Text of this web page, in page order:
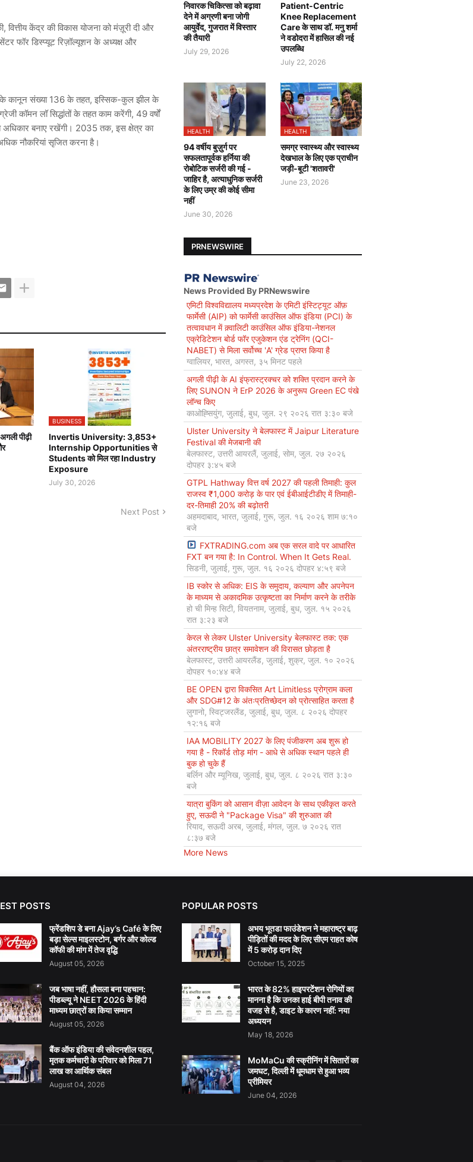
केंद्र की विकास योजना को मंज़ूरी दी और
फॉर डिस्प्यूट रिज़ॉल्यूशन के अध्यक्ष और
के कानून संख्या 136 के तहत, इस्सिक-कुल झील के
कॉमन लॉ सिद्धांतों के तहत काम करेंगी, 49 वर्षों
अधिकार बनाए रखेंगी। 2035 तक, इस क्षेत्र का
नौकरियां सृजित करना है।
पीढ़ी
BUSINESS
Invertis University: 3,853+
Internship Opportunities से
Students को मिल रहा Industry
Exposure
July 30, 2026
Next Post
निवारक चिकित्सा को बढ़ावा
देने में अग्रणी बना जोगी
आयुर्वेद, गुजरात में विस्तार
की तैयारी
July 29, 2026
Patient-Centric
Knee Replacement
Care के साथ डॉ. मनु शर्मा
ने वडोदरा में हासिल की नई
उपलब्धि
July 22, 2026
HEALTH
94 वर्षीय बुज़ुर्ग पर
सफलतापूर्वक हर्निया की
रोबोटिक सर्जरी की गई -
जाहिर है, अत्याधुनिक सर्जरी
के लिए उम्र की कोई सीमा
नहीं
June 30, 2026
HEALTH
समग्र स्वास्थ्य और स्वास्थ्य
देखभाल के लिए एक प्राचीन
जड़ी-बूटी 'शतावरी'
June 23, 2026
PRNEWSWIRE
News Provided By PRNewswire
एमिटी विश्वविद्यालय मध्यप्रदेश के एमिटी इंस्टिट्यूट ऑफ़
फार्मेसी (AIP) को फार्मेसी काउंसिल ऑफ इंडिया (PCI) के
तत्वावधान में क़्वालिटी काउंसिल ऑफ इंडिया-नेशनल
एक्रेडिटेशन बोर्ड फॉर एजुकेशन एंड ट्रेनिंग (QCI-
NABET) से मिला सर्वोच्च 'A' ग्रेड प्राप्त किया है
ग्वालियर, भारत, अगस्त, ३५ मिनट पहले
अगली पीढ़ी के AI इंफ्रास्ट्रक्चर को शक्ति प्रदान करने के
लिए SUNON ने ErP 2026 के अनुरूप Green EC पंखे
लॉन्च किए
काओह्सियुंग, जुलाई, बुध, जुल. २९ २०२६ रात ३:३० बजे
Ulster University ने बेलफास्ट में Jaipur Literature
Festival की मेजबानी की
बेलफास्ट, उत्तरी आयरलैं, जुलाई, सोम, जुल. २७ २०२६
दोपहर ३:४५ बजे
GTPL Hathway वित्त वर्ष 2027 की पहली तिमाही: कुल
राजस्व ₹1,000 करोड़ के पार एवं ईबीआईटीडीए में तिमाही-
दर-तिमाही 20% की बढ़ोतरी
अहमदाबाद, भारत, जुलाई, गुरू, जुल. १६ २०२६ शाम ७:१०
बजे
FXTRADING.com अब एक सरल वादे पर आधारित
FXT बन गया है: In Control. When It Gets Real.
सिडनी, जुलाई, गुरू, जुल. १६ २०२६ दोपहर ४:५९ बजे
IB स्कोर से अधिक: EIS के समुदाय, कल्याण और अपनेपन
के माध्यम से अकादमिक उत्कृष्टता का निर्माण करने के तरीके
हो ची मिन्ह सिटी, वियतनाम, जुलाई, बुध, जुल. १५ २०२६
रात ३:२३ बजे
केरल से लेकर Ulster University बेलफास्ट तक: एक
अंतरराष्ट्रीय छात्र समावेशन की विरासत छोड़ता है
बेलफास्ट, उत्तरी आयरलैंड, जुलाई, शुक्र, जुल. १० २०२६
दोपहर १०:४४ बजे
BE OPEN द्वारा विकसित Art Limitless प्रोग्राम कला
और SDG#12 के अंतःप्रतिच्छेदन को प्रोत्साहित करता है
लुगानो, स्विट्जरलैंड, जुलाई, बुध, जुल. ८ २०२६ दोपहर
१२:१६ बजे
IAA MOBILITY 2027 के लिए पंजीकरण अब शुरू हो
गया है - रिकॉर्ड तोड़ मांग - आधे से अधिक स्थान पहले ही
बुक हो चुके हैं
बर्लिन और म्यूनिख, जुलाई, बुध, जुल. ८ २०२६ रात ३:३०
बजे
यात्रा बुकिंग को आसान वीज़ा आवेदन के साथ एकीकृत करते
हुए, सऊदी ने "Package Visa" की शुरुआत की
रियाद, सऊदी अरब, जुलाई, मंगल, जुल. ७ २०२६ रात
८:३७ बजे
More News
POSTS
फ्रेंडशिप डे बना Ajay’s Café के लिए
बड़ा सेल्स माइलस्टोन, बर्गर और कोल्ड
कॉफी की मांग में तेज वृद्धि
August 05, 2026
जब भाषा नहीं, हौसला बना पहचान:
पीडब्ल्यू ने NEET 2026 के हिंदी
माध्यम छात्रों का किया सम्मान
August 05, 2026
बैंक ऑफ इंडिया की संवेदनशील पहल,
मृतक कर्मचारी के परिवार को मिला 71
लाख का आर्थिक संबल
August 04, 2026
POPULAR POSTS
अभय भूतडा फाउंडेशन ने महाराष्ट्र बाढ़
पीड़ितों की मदद के लिए सीएम राहत कोष
में 5 करोड़ दान दिए
October 15, 2025
भारत के 82% हाइपरटेंशन रोगियों का
मानना है कि उनका हाई बीपी तनाव की
वजह से है, डाइट के कारण नहीं: नया
अध्ययन
May 18, 2026
MoMaCu की स्क्रीनिंग में सितारों का
जमघट, दिल्ली में धूमधाम से हुआ भव्य
प्रीमियर
June 04, 2026